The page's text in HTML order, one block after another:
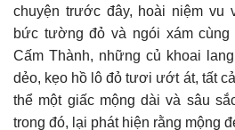
chuyện trước đây, hoài niệm vu
bức tường đỏ và ngói xám
Cấm Thành, những củ khoai
dẻo, kẹo hồ lô đỏ tươi ướt át, tất
thể một giấc mộng dài và sâu
trong đó, lại phát hiện rằng mộng